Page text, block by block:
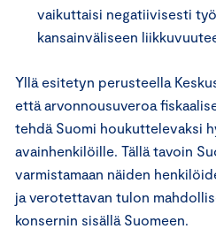
vaikuttaisi negatiivisesti
kansainväliseen
Yllä esitetyn perusteella
että arvonnousuveroa
tehdä Suomi houkuttelevaksi
avainhenkilöille. Tällä tavoin
varmistamaan näiden
ja verotettavan tulon
konsernin sisällä Suomeen.